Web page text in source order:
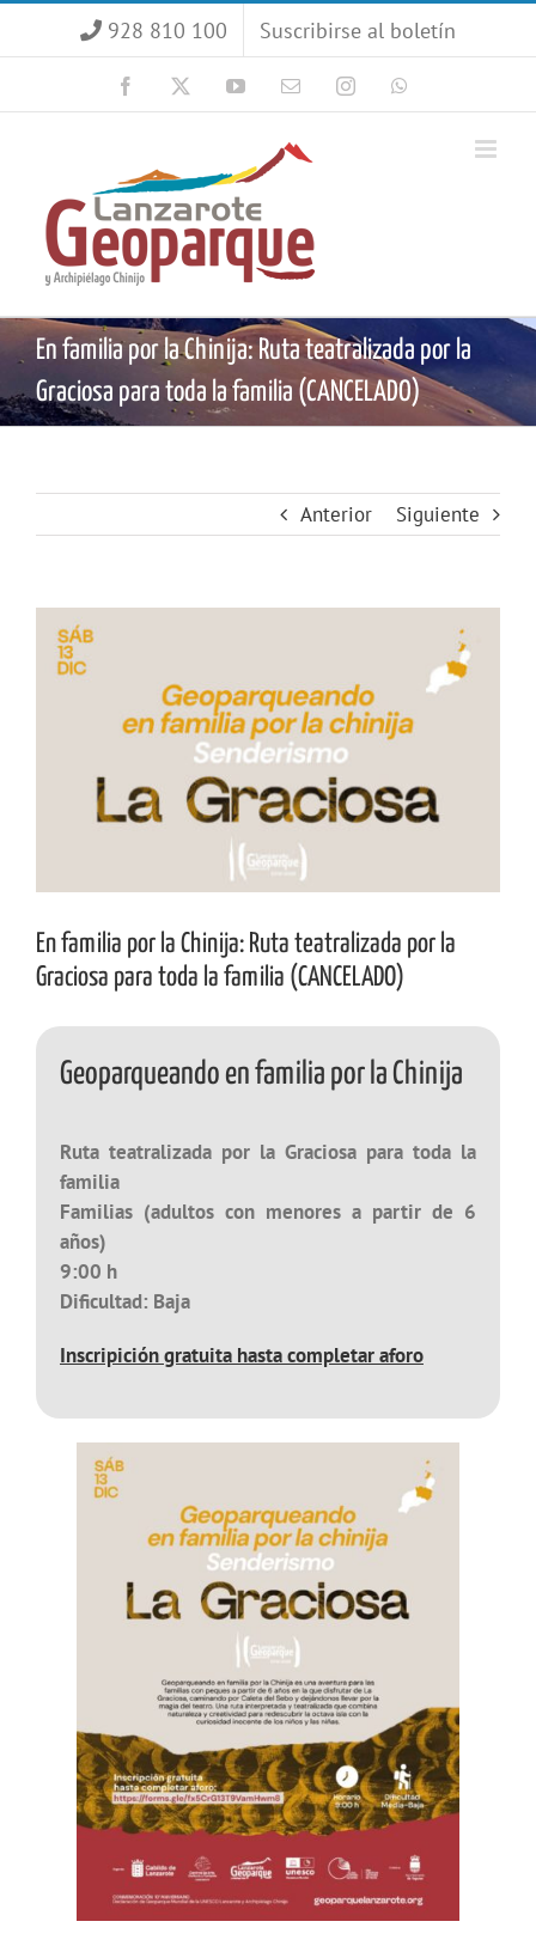
928 810 100 Suscribirse al boletín
Facebook YouTubeCorreoInstagram
En familia por la Chinija: Ruta teatralizada por la
Graciosa para toda la familia (CANCELADO)
Anterior Siguiente
imagen
más
En familia por la Chinija: Ruta teatralizada por la
Graciosa para toda la familia (CANCELADO)
Geoparqueando en familia por la Chinija
Ruta teatralizada por la Graciosa para toda la
familia
Familias (adultos con menores a partir de 6
años)
9:00 h
Dificultad: Baja
Inscripición gratuita hasta completar aforo